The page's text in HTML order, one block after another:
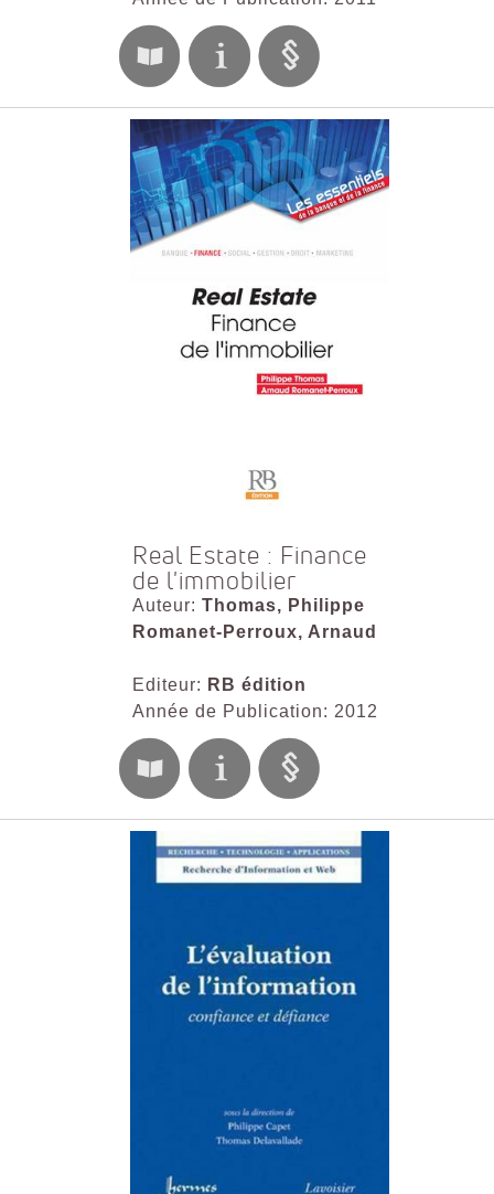
Real Estate : Finance
de l'immobilier
Auteur: Thomas, Philippe
Romanet-Perroux, Arnaud
Editeur: RB édition
Année de Publication: 2012